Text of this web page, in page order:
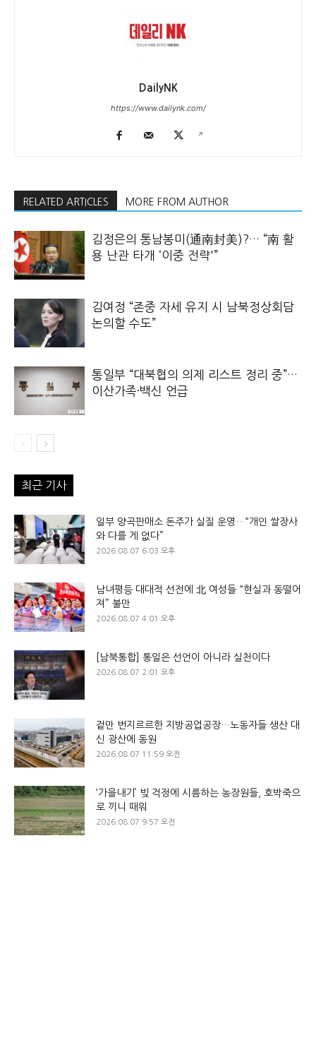
DailyNK
https://www.dailynk.com/
RELATED ARTICLES MORE FROM AUTHOR
김정은의 통남봉미(通南封美)?… “南 활
용 난관 타개 ‘이중 전략'”
김여정 “존중 자세 유지 시 남북정상회담
논의할 수도”
통일부 “대북협의 의제 리스트 정리 중”…
이산가족·백신 언급
최근 기사
일부 양곡판매소 돈주가 실질 운영…“개인 쌀장사
와 다를 게 없다”
2026.08.07 6:03 오후
남녀평등 대대적 선전에 北 여성들 “현실과 동떨어
져” 불만
2026.08.07 4:01 오후
[남북통합] 통일은 선언이 아니라 실천이다
2026.08.07 2:01 오후
겉만 번지르르한 지방공업공장…노동자들 생산 대
신 광산에 동원
2026.08.07 11:59 오전
‘가을내기’ 빚 걱정에 시름하는 농장원들, 호박죽으
로 끼니 때워
2026.08.07 9:57 오전